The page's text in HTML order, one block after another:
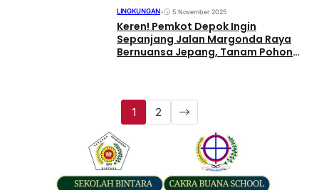
LINGKUNGAN• 5 November 2025
Keren! Pemkot Depok Ingin
Sepanjang Jalan Margonda Raya
Bernuansa Jepang, Tanam Pohon
1 2